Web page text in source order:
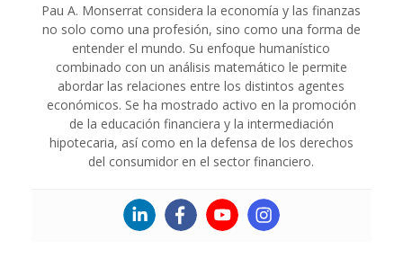
Pau A. Monserrat considera la economía y las finanzas
no solo como una profesión, sino como una forma de
entender el mundo. Su enfoque humanístico
combinado con un análisis matemático le permite
abordar las relaciones entre los distintos agentes
económicos. Se ha mostrado activo en la promoción
de la educación financiera y la intermediación
hipotecaria, así como en la defensa de los derechos
del consumidor en el sector financiero.